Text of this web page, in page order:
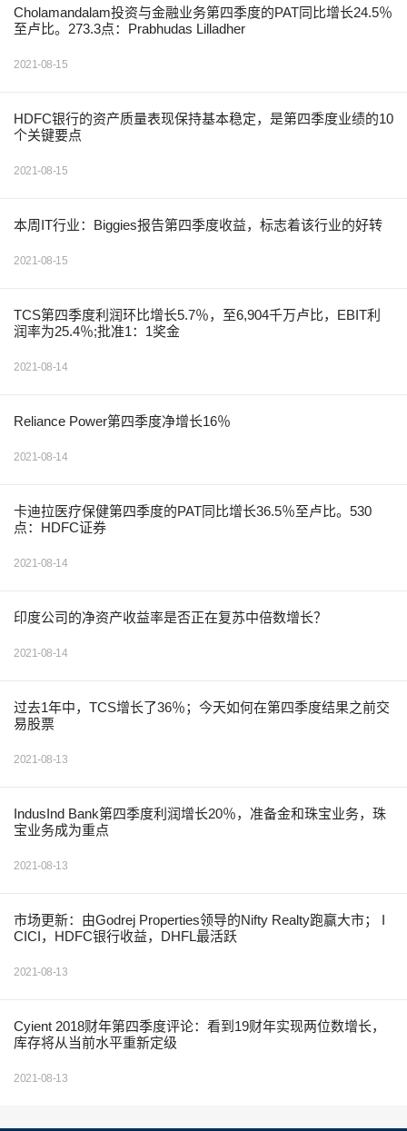
Cholamandalam投资与金融业务第四季度的PAT同比增长24.5％
至卢比。273.3点：Prabhudas Lilladher
2021-08-15
HDFC银行的资产质量表现保持基本稳定，是第四季度业绩的10
个关键要点
2021-08-15
本周IT行业：Biggies报告第四季度收益，标志着该行业的好转
2021-08-15
TCS第四季度利润环比增长5.7％，至6,904千万卢比，EBIT利
润率为25.4％;批准1：1奖金
2021-08-14
Reliance Power第四季度净增长16％
2021-08-14
卡迪拉医疗保健第四季度的PAT同比增长36.5％至卢比。530
点：HDFC证券
2021-08-14
印度公司的净资产收益率是否正在复苏中倍数增长？
2021-08-14
过去1年中，TCS增长了36％；今天如何在第四季度结果之前交
易股票
2021-08-13
IndusInd Bank第四季度利润增长20％，准备金和珠宝业务，珠
宝业务成为重点
2021-08-13
市场更新：由Godrej Properties领导的Nifty Realty跑赢大市； I
CICI，HDFC银行收益，DHFL最活跃
2021-08-13
Cyient 2018财年第四季度评论：看到19财年实现两位数增长，
库存将从当前水平重新定级
2021-08-13